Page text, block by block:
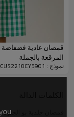
قمصان عادية
المرقعة بالجملة
نموذج : CUS2210CY5901
قمصان جلدية بو